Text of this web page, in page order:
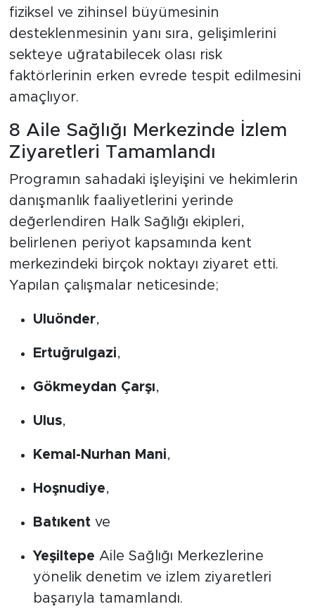
fiziksel ve zihinsel büyümesinin
desteklenmesinin yanı sıra, gelişimlerini
sekteye uğratabilecek olası risk
faktörlerinin erken evrede tespit edilmesini
amaçlıyor.
8 Aile Sağlığı Merkezinde İzlem
Ziyaretleri Tamamlandı
Programın sahadaki işleyişini ve hekimlerin
danışmanlık faaliyetlerini yerinde
değerlendiren Halk Sağlığı ekipleri,
belirlenen periyot kapsamında kent
merkezindeki birçok noktayı ziyaret etti.
Yapılan çalışmalar neticesinde;
Uluönder,
Ertuğrulgazi,
Gökmeydan Çarşı,
Ulus,
Kemal-Nurhan Mani,
Hoşnudiye,
Batıkentve
Yeşiltepe Aile Sağlığı Merkezlerine
yönelik denetim ve izlem ziyaretleri
başarıyla tamamlandı.